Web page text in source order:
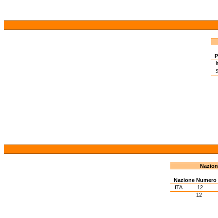
Nazione Numero
ITA
12
12